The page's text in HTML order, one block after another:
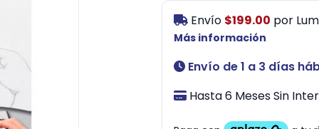
Envío $199.00 por
Más información
Envío de 1 a 3 días
Hasta 6 Meses Sin